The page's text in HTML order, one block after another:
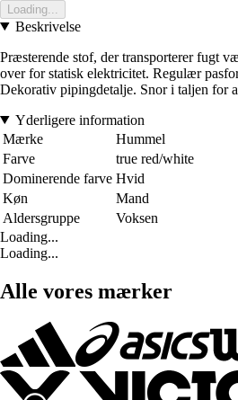
Loading...
Beskrivelse
Præsterende stof, der transporterer fugt
over for statisk elektricitet. Regulær
Dekorativ pipingdetalje. Snor i taljen for
Yderligere information
Mærke
Hummel
Farve
true red/white
Dominerende farve Hvid
Køn
Mand
Aldersgruppe
Voksen
Loading...
Loading...
Alle vores mærker